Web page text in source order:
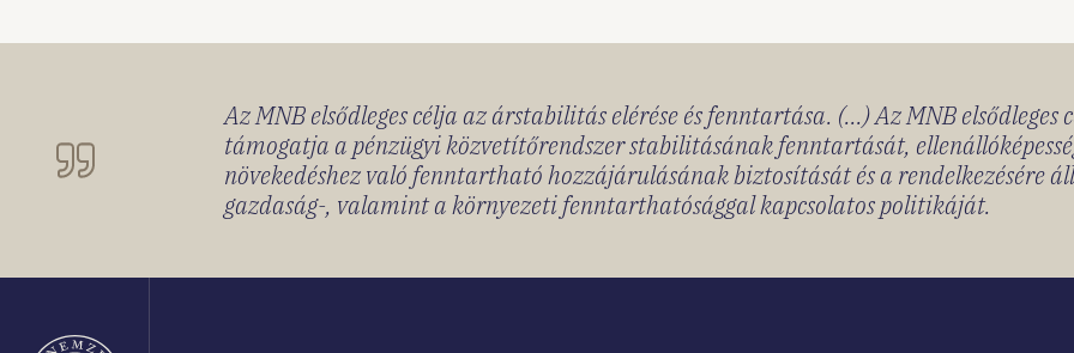
Az MNB elsődleges célja az árstabilitás elérése és fenntartása. (...) Az MNB elsődleges
támogatja a pénzügyi közvetítőrendszer stabilitásának fenntartását,
növekedéshez való fenntartható hozzájárulásának biztosítását és a rendelkezésére
gazdaság-, valamint a környezeti fenntarthatósággal kapcsolatos politikáját.